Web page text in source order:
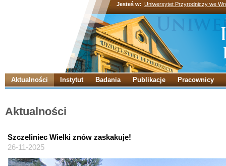
Jesteś w: Uniwersytet Przyrodniczy we
Aktualności Instytut Badania Publikacje Pracownicy
Aktualności
Szczeliniec Wielki znów zaskakuje!
26-11-2025